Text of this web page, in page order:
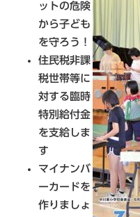
ットの危険
から子ども
を守ろう！
住民税非課
税世帯等に
対する臨時
特別給付金
を支給しま
す
マイナンバ
ーカードを
作りましょ